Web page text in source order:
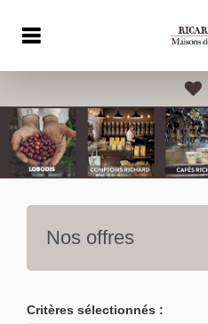
Nos offres
Critères sélectionnés :